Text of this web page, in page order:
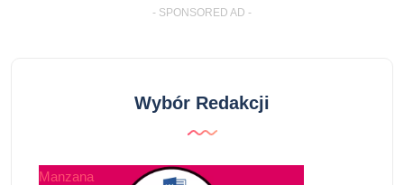
- SPONSORED AD -
Wybór Redakcji
Manzana